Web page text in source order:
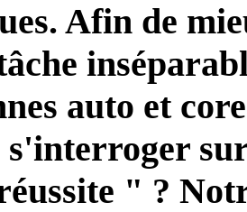
Afin de
auto et
s'interroger
" ?